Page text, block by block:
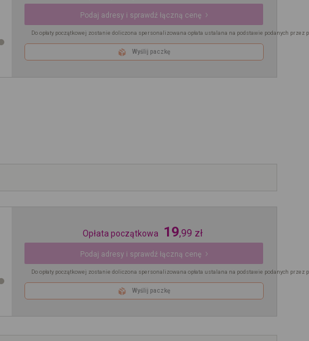
Podaj adresy i sprawdź łączną cenę
Do opłaty początkowej zostanie doliczona spersonalizowana opłata ustalana na podstawie podanych przez
Wyślij paczkę
Opłata początkowa 19,99 zł
Podaj adresy i sprawdź łączną cenę
Do opłaty początkowej zostanie doliczona spersonalizowana opłata ustalana na podstawie podanych przez
Wyślij paczkę